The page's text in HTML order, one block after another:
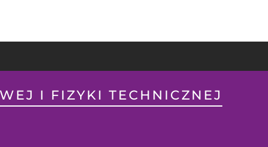
I FIZYKI TECHNICZNEJ